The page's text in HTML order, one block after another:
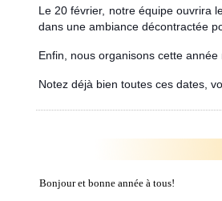
Le 20 février, notre équipe ouvrira
dans une ambiance décontractée
Enfin, nous organisons cette
Notez déjà bien toutes ces dates,
Bonjour et bonne année à tous!